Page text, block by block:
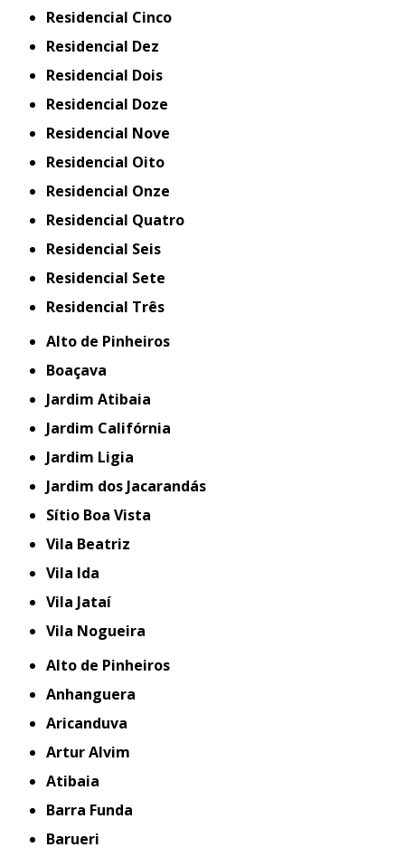
Residencial Cinco
Residencial Dez
Residencial Dois
Residencial Doze
Residencial Nove
Residencial Oito
Residencial Onze
Residencial Quatro
Residencial Seis
Residencial Sete
Residencial Três
Alto de Pinheiros
Boaçava
Jardim Atibaia
Jardim Califórnia
Jardim Ligia
Jardim dos Jacarandás
Sítio Boa Vista
Vila Beatriz
Vila Ida
Vila Jataí
Vila Nogueira
Alto de Pinheiros
Anhanguera
Aricanduva
Artur Alvim
Atibaia
Barra Funda
Barueri